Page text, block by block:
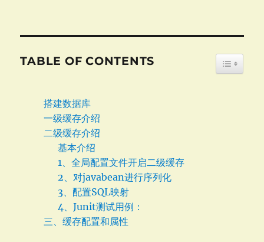
TABLE OF CONTENTS
搭建数据库
一级缓存介绍
二级缓存介绍
基本介绍
1、全局配置文件开启二级缓存
2、对javabean进行序列化
3、配置SQL映射
4、Junit测试用例：
三、缓存配置和属性